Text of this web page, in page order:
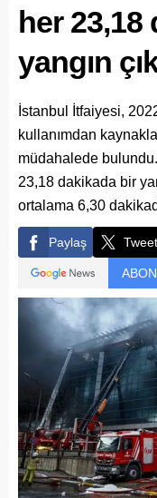
her 23,18
yangın
İstanbul İtfaiyesi,
kullanımdan
müdahalede
23,18 dakikada bir
ortalama 6,30
Paylaş